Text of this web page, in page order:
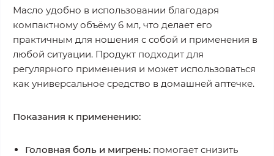
Масло удобно в использовании благодаря
компактному объёму 6 мл, что делает его
практичным для ношения с собой и применения в
любой ситуации. Продукт подходит для
регулярного применения и может использоваться
как универсальное средство в домашней аптечке.
Показания к применению:
Головная боль и мигрень: помогает снизить